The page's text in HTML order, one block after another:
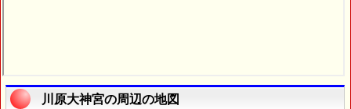
川原大神宮の周辺の地図